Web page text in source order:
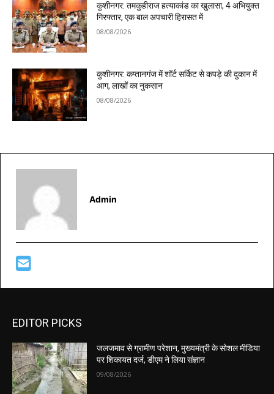
कुशीनगर: तमकुहीराज हत्याकांड का खुलासा, 4 अभियुक्त
गिरफ्तार, एक बाल अपचारी हिरासत में
08/08/2026
कुशीनगर: कप्तानगंज में शॉर्ट सर्किट से कपड़े की दुकान में
आग, लाखों का नुकसान
08/08/2026
Admin
EDITOR PICKS
जलजमाव से ग्रामीण परेशान, मुख्यमंत्री के सोशल मीडिया
पर शिकायत दर्ज, डीएम ने लिया संज्ञान
09/08/2026